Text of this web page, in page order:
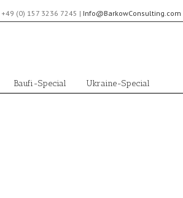
+49 (0) 157 3236 7245 | Info@BarkowConsulting.com
Baufi-Special Ukraine-Special